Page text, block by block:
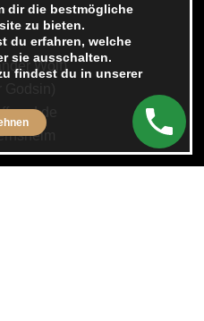
Wolf)
dir die bestmögliche
zu bieten.
du erfahren, welche
sie ausschalten.
findest du in unserer